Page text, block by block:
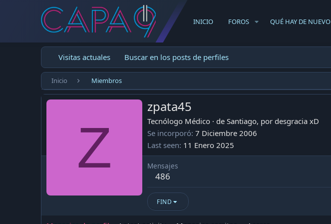
INICIO FOROS QUÉ HAY DE NUEVO
Visitas actuales Buscar en los posts de perfiles
Inicio Miembros
Z
zpata45
Tecnólogo Médico · de Santiago, por desgracia xD
Se incorporó 7 Diciembre 2006
Last seen 11 Enero 2025
Mensajes
486
FIND